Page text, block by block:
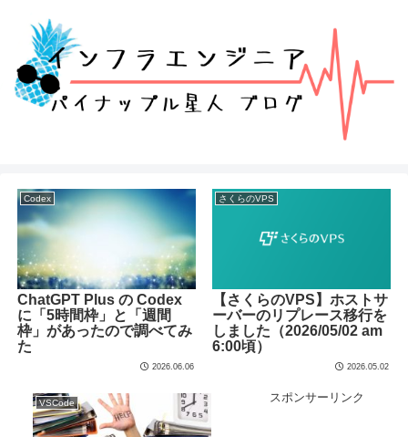
Codex
ChatGPT Plus の Codex
に「5時間枠」と「週間
枠」があったので調べてみ
た
2026.06.06
さくらのVPS
【さくらのVPS】ホストサ
ーバーのリプレース移行を
しました（2026/05/02 am
6:00頃）
2026.05.02
VSCode スポンサーリンク